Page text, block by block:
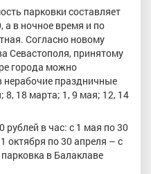
парковки составляет
а в ночное время и по
Согласно новому
Севастополя, принятому
города можно
нерабочие праздничные
8, 18 марта; 1, 9 мая; 12, 14
рублей в час: с 1 мая по 30
октября по 30 апреля – с
в Балаклаве